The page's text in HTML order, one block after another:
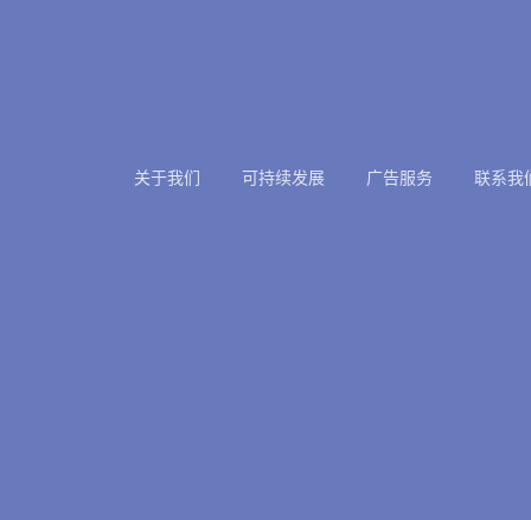
关于我们 可持续发展 广告服务 联系我